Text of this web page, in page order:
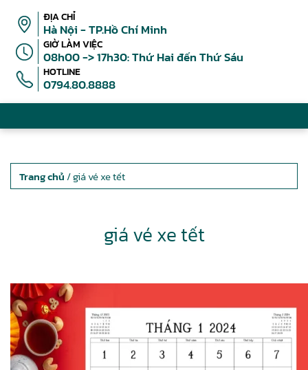
ĐỊA CHỈ
Hà Nội - TP.Hồ Chí Minh
GIỜ LÀM VIỆC
08h00 -> 17h30: Thứ Hai đến Thứ Sáu
HOTLINE
0794.80.8888
Trang chủ / giá vé xe tết
giá vé xe tết